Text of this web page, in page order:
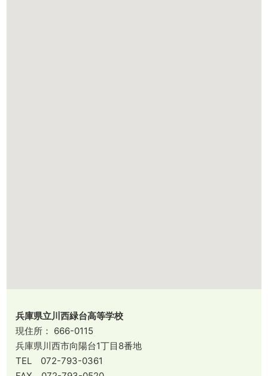
兵庫県立川西緑台高等学校
現住所： 666-0115
兵庫県川西市向陽台1丁目8番地
TEL 072-793-0361